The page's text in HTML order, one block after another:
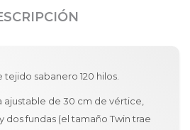
sabanero 120 hilos.
ajustable de 30 cm de vértice,
dos fundas (el tamaño Twin trae